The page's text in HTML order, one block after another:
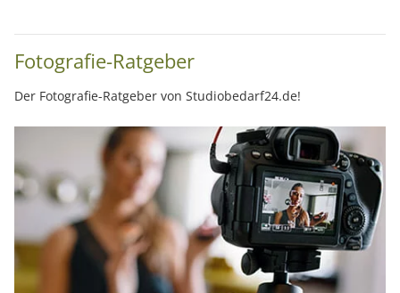
Fotografie-Ratgeber
Der Fotografie-Ratgeber von Studiobedarf24.de!